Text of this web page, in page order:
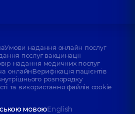
Умови надання онлайн послуг
послуг вакцинації
надання медичних послуг
онлайнВерифікація пацієнтів
розпорядку
та використання файлів cookie
мовоюEnglish